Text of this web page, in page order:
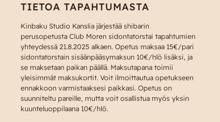
TIETOA TAPAHTUMASTA
Kinbaku Studio Kanslia järjestää shibarin
perusopetusta Club Moren sidontatorstai tapahtumien
yhteydessä 21.8.2025 alkaen. Opetus maksaa 15€/pari
sidontatorstain sisäänpääsymaksun 10€/hlö lisäksi, ja
se maksetaan paikan päällä. Maksutapana toimii
yleisimmät maksukortit. Voit ilmoittautua opetukseen
ennakkoon varmistaaksesi paikkasi. Opetus on
suunniteltu pareille, mutta voit osallistua myös yksin
kuunteluoppilaana 10€/hlö.